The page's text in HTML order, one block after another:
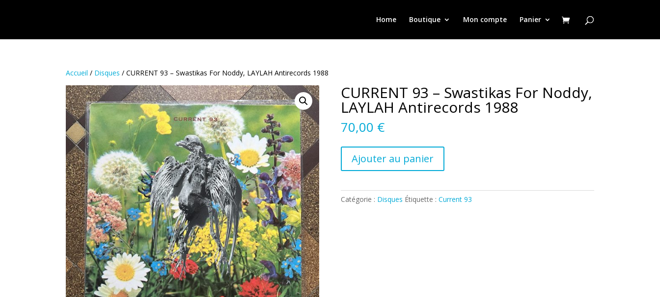
Home Boutique Mon compte Panier
Accueil / Disques / CURRENT 93 – Swastikas For Noddy, LAYLAH Antirecords 1988
CURRENT 93 – Swastikas For Noddy,
LAYLAH Antirecords 1988
70,00 €
CURRENT
–
Ajouter au panier
Catégorie : Disques Étiquette : Current 93